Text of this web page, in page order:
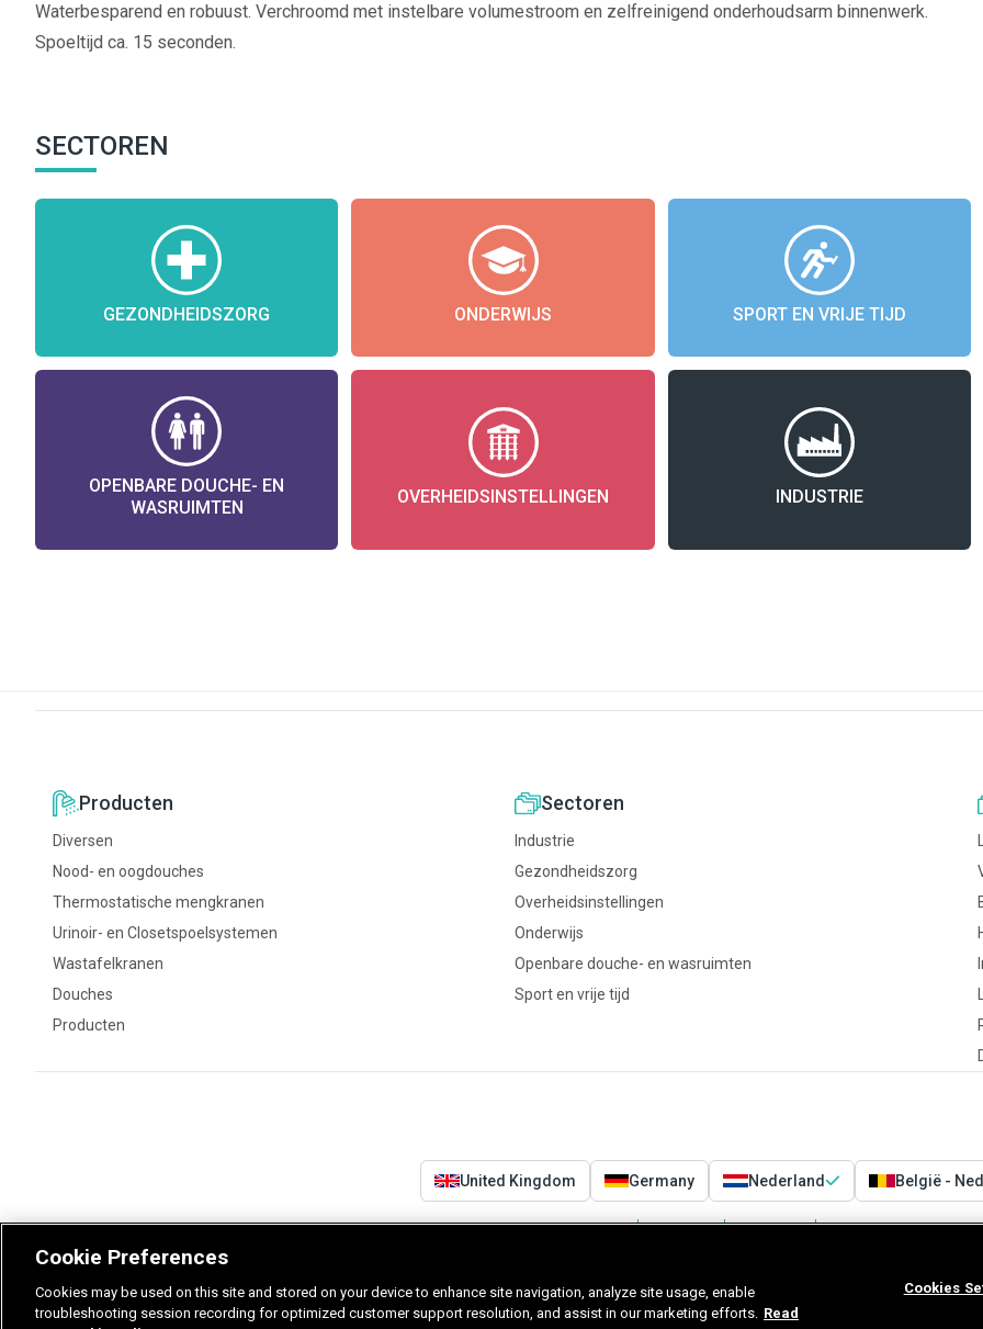
Waterbesparend en robuust. Verchroomd met instelbare volumestroom en zelfreinigend onderhoudsarm binnenwerk.
Spoeltijd ca. 15 seconden.
SECTOREN
GEZONDHEIDSZORG ONDERWIJS SPORT EN VRIJE TIJD
OPENBARE DOUCHE- EN
WASRUIMTEN
OVERHEIDSINSTELLINGEN INDUSTRIE
Producten
Diversen
Nood- en oogdouches
Thermostatische mengkranen
Urinoir- en Closetspoelsystemen
Wastafelkranen
Douches
Producten
Sectoren
Industrie
Gezondheidszorg
Overheidsinstellingen
Onderwijs
Openbare douche- en wasruimten
Sport en vrije tijd
United Kingdom Germany Nederland België -
Cookie Preferences
Cookies may be used on this site and stored on your device to enhance site navigation, analyze site usage, enable
troubleshooting session recording for optimized customer support resolution, and assist in our marketing efforts. Read
Cookies